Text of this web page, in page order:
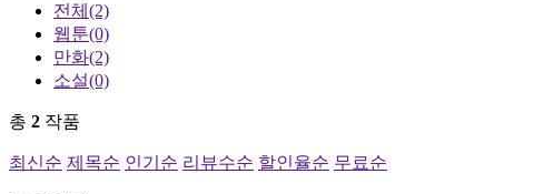
전체 (2)
웹툰(0)
만화(2)
소설(0)
총 2 작품
최신순 제목순 인기순 리뷰수순 할인율순 무료순